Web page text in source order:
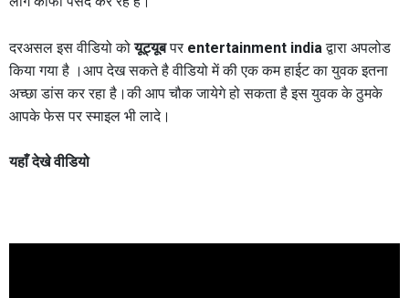
दरअसल इस वीडियो कोयूट्यूबपर entertainment indiaद्वारा अपलोड
किया गया है ।आप देख सकते है वीडियो में की एक कम हाईट का युवक इतना
अच्छा डांस कर रहा है।की आप चौक जायेगे हो सकता है इस युवक के ठुमके
आपके फेस पर स्माइल भी लादे।
यहाँ देखे वीडियो